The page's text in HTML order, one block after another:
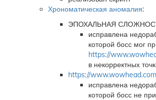
Хрономатическая аномалия:
ЭПОХАЛЬНАЯ
исправлена
которой босс мог
https://
в некорректных
https://
исправлена
которой босс не